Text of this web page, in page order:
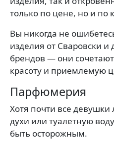
только по цене, но и по
Вы никогда не
изделия от Сваровски и
брендов — они
красоту и приемлемую
Парфюмерия
Хотя почти все
духи или туалетную
быть осторожным.